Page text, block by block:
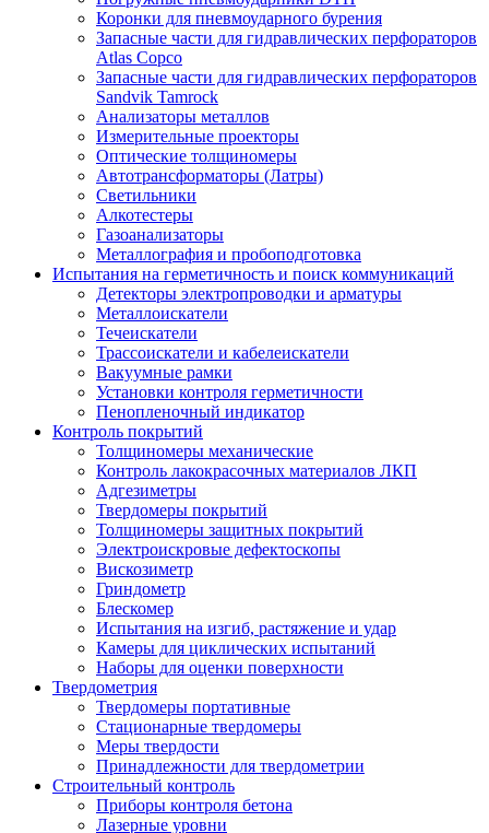
Коронки для пневмоударного бурения
Запасные части для гидравлических перфораторов
Atlas Copco
Запасные части для гидравлических перфораторов
Sandvik Tamrock
Анализаторы металлов
Измерительные проекторы
Оптические толщиномеры
Автотрансформаторы (Латры)
Светильники
Алкотестеры
Газоанализаторы
Металлография и пробоподготовка
Испытания на герметичность и поиск коммуникаций
Детекторы электропроводки и арматуры
Металлоискатели
Течеискатели
Трассоискатели и кабелеискатели
Вакуумные рамки
Установки контроля герметичности
Пенопленочный индикатор
Контроль покрытий
Толщиномеры механические
Контроль лакокрасочных материалов ЛКП
Адгезиметры
Твердомеры покрытий
Толщиномеры защитных покрытий
Электроискровые дефектоскопы
Вискозиметр
Гриндометр
Блескомер
Испытания на изгиб, растяжение и удар
Камеры для циклических испытаний
Наборы для оценки поверхности
Твердометрия
Твердомеры портативные
Стационарные твердомеры
Меры твердости
Принадлежности для твердометрии
Строительный контроль
Приборы контроля бетона
Лазерные уровни